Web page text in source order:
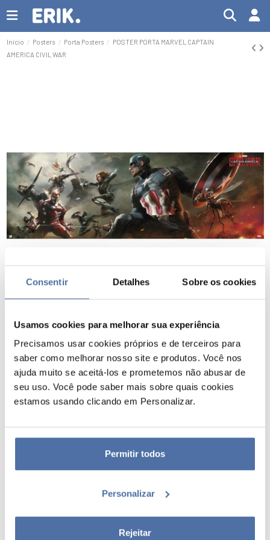
Consentir Detalhes Sobre os cookies
Usamos cookies para melhorar sua experiência
Precisamos usar cookies próprios e de terceiros para
saber como melhorar nosso site e produtos. Você nos
ajuda muito se aceitá-los e prometemos não abusar de
seu uso. Você pode saber mais sobre quais cookies
estamos usando clicando em Personalizar.
Permitir todos
Personalizar
Rejeitar
Início Posters Porta Posters
POSTER PORTA MARVEL CAPTAIN
AMERICA CIVIL WAR
POSTER PORTA MARVEL CAPTAIN
AMERICA CIVIL WAR
Mede 53 x 158 cm e é impresso em papel brilhante de alta qualidade de